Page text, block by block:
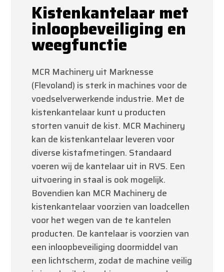
Kistenkantelaar met
inloopbeveiliging en
weegfunctie
MCR Machinery uit Marknesse
(Flevoland) is sterk in machines voor de
voedselverwerkende industrie. Met de
kistenkantelaar kunt u producten
storten vanuit de kist. MCR Machinery
kan de kistenkantelaar leveren voor
diverse kistafmetingen. Standaard
voeren wij de kantelaar uit in RVS. Een
uitvoering in staal is ook mogelijk.
Bovendien kan MCR Machinery de
kistenkantelaar voorzien van loadcellen
voor het wegen van de te kantelen
producten. De kantelaar is voorzien van
een inloopbeveiliging doormiddel van
een lichtscherm, zodat de machine veilig